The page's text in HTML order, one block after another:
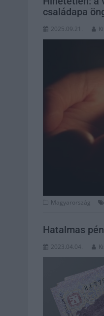
családapa
2025.09.21.
Magyarország
Hatalmas
2023.04.04.